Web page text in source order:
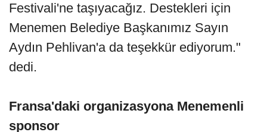
Festivali'ne taşıyacağız. Destekleri için
Menemen Belediye Başkanımız Sayın
Aydın Pehlivan'a da teşekkür ediyorum."
dedi.
Fransa'daki organizasyona Menemenli
sponsor